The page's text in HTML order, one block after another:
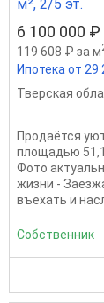
м², 2/5 эт.
6 100 000 ₽
119 608 ₽ за м
Ипотека от
Тверская
Продаётся
площадью
Фото
жизни -
въехать и
Собственник